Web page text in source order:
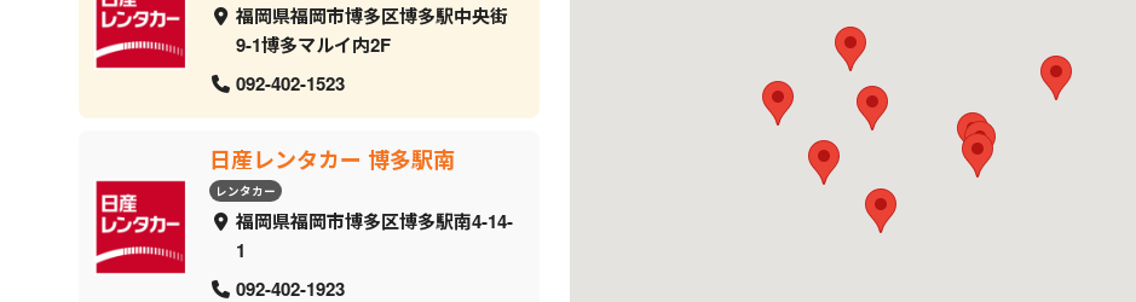
福岡県福岡市博多区博多駅中央街
9-1博多マルイ内2F
092-402-1523
日産レンタカー 博多駅南
レンタカー
福岡県福岡市博多区博多駅南4-14-
1
092-402-1923